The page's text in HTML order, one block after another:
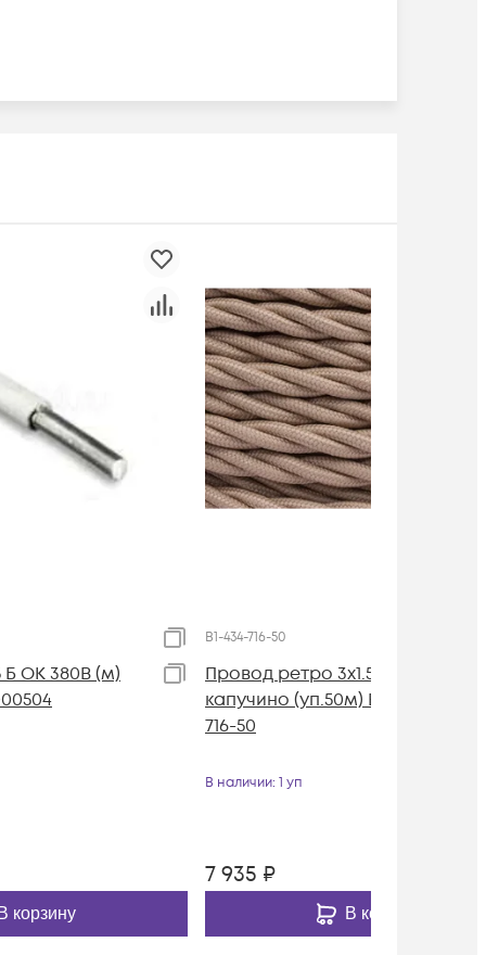
Б ОК 380В (м)
корзину
B1-434-716-50
Провод ретро 3х1.5 матов.
капучино (уп.50м) Bironi B1-434-
716-50
В наличии: 1 уп
7 935 ₽
В корзину